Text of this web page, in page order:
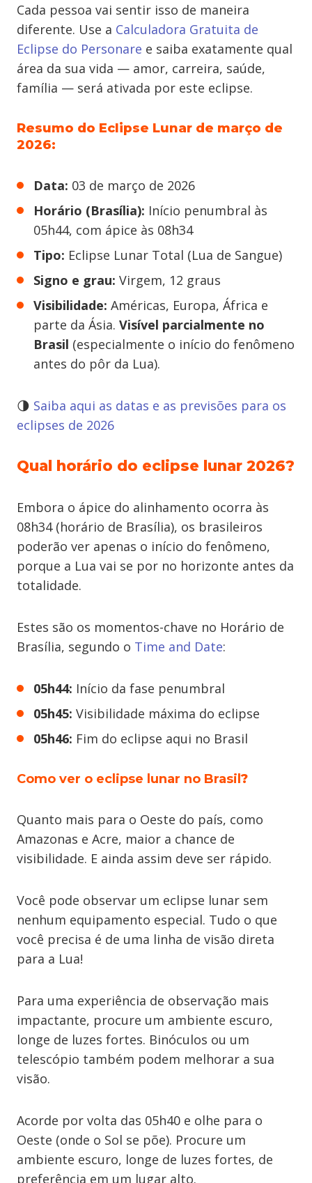
Cada pessoa vai sentir isso de maneira
diferente. Use a Calculadora Gratuita de
Eclipse do Personare e saiba exatamente qual
área da sua vida — amor, carreira, saúde,
família — será ativada por este eclipse.
Resumo do Eclipse Lunar de março de
2026:
Data: 03 de março de 2026
Horário (Brasília): Início penumbral às
05h44, com ápice às 08h34
Tipo: Eclipse Lunar Total (Lua de Sangue)
Signo e grau: Virgem, 12 graus
Visibilidade: Américas, Europa, África e
parte da Ásia. Visível parcialmente no
Brasil (especialmente o início do fenômeno
antes do pôr da Lua).
🌗 Saiba aqui as datas e as previsões para os
eclipses de 2026
Qual horário do eclipse lunar 2026?
Embora o ápice do alinhamento ocorra às
08h34 (horário de Brasília), os brasileiros
poderão ver apenas o início do fenômeno,
porque a Lua vai se por no horizonte antes da
totalidade.
Estes são os momentos-chave no Horário de
Brasília, segundo o Time and Date:
05h44: Início da fase penumbral
05h45: Visibilidade máxima do eclipse
05h46: Fim do eclipse aqui no Brasil
Como ver o eclipse lunar no Brasil?
Quanto mais para o Oeste do país, como
Amazonas e Acre, maior a chance de
visibilidade. E ainda assim deve ser rápido.
Você pode observar um eclipse lunar sem
nenhum equipamento especial. Tudo o que
você precisa é de uma linha de visão direta
para a Lua!
Para uma experiência de observação mais
impactante, procure um ambiente escuro,
longe de luzes fortes. Binóculos ou um
telescópio também podem melhorar a sua
visão.
Acorde por volta das 05h40 e olhe para o
Oeste (onde o Sol se põe). Procure um
ambiente escuro, longe de luzes fortes, de
preferência em um lugar alto.